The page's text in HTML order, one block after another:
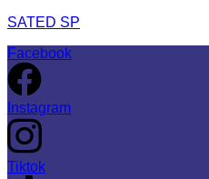
SATED SP
Facebook
Instagram
Tiktok